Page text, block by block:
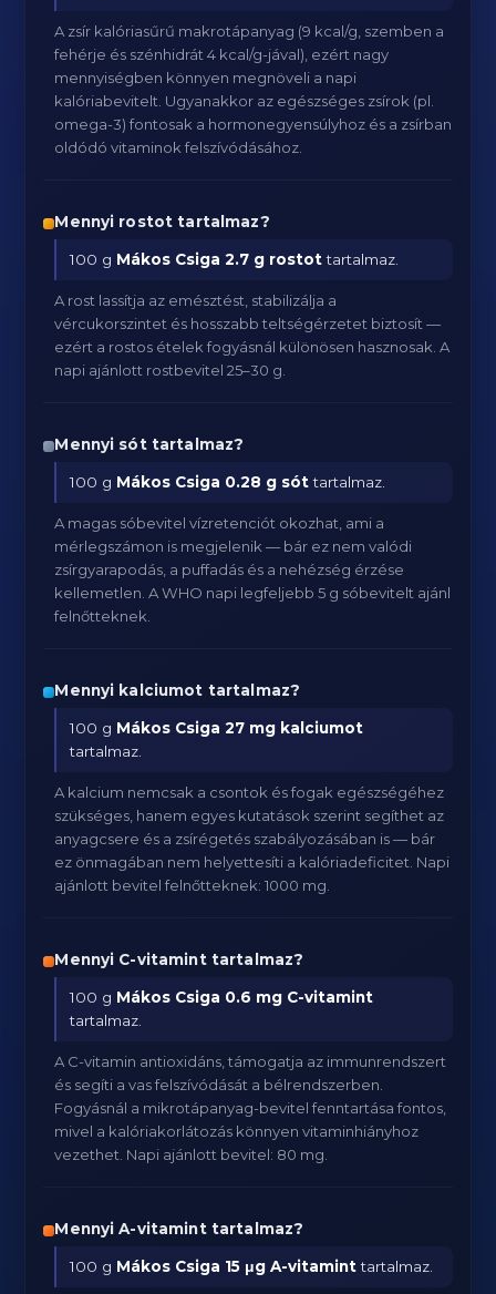
A zsír kalóriasűrű makrotápanyag (9 kcal/g, szemben a
fehérje és szénhidrát 4 kcal/g-jával), ezért nagy
mennyiségben könnyen megnöveli a napi
kalóriabevitelt. Ugyanakkor az egészséges zsírok (pl.
omega-3) fontosak a hormonegyensúlyhoz és a zsírban
oldódó vitaminok felszívódásához.
Mennyi rostot tartalmaz?
100 g Mákos Csiga 2.7 g rostottartalmaz.
A rost lassítja az emésztést, stabilizálja a
vércukorszintet és hosszabb teltségérzetet biztosít —
ezért a rostos ételek fogyásnál különösen hasznosak. A
napi ajánlott rostbevitel 25–30 g.
Mennyi sót tartalmaz?
100 g Mákos Csiga 0.28 g sóttartalmaz.
A magas sóbevitel vízretenciót okozhat, ami a
mérlegszámon is megjelenik — bár ez nem valódi
zsírgyarapodás, a puffadás és a nehézség érzése
kellemetlen. A WHO napi legfeljebb 5 g sóbevitelt ajánl
felnőtteknek.
Mennyi kalciumot tartalmaz?
100 g Mákos Csiga 27 mg kalciumot
tartalmaz.
A kalcium nemcsak a csontok és fogak egészségéhez
szükséges, hanem egyes kutatások szerint segíthet az
anyagcsere és a zsírégetés szabályozásában is — bár
ez önmagában nem helyettesíti a kalóriadeficitet. Napi
ajánlott bevitel felnőtteknek: 1000 mg.
Mennyi C-vitamint tartalmaz?
100 g Mákos Csiga 0.6 mg C-vitamint
tartalmaz.
A C-vitamin antioxidáns, támogatja az immunrendszert
és segíti a vas felszívódását a bélrendszerben.
Fogyásnál a mikrotápanyag-bevitel fenntartása fontos,
mivel a kalóriakorlátozás könnyen vitaminhiányhoz
vezethet. Napi ajánlott bevitel: 80 mg.
Mennyi A-vitamint tartalmaz?
100 g Mákos Csiga 15 μg A-vitaminttartalmaz.